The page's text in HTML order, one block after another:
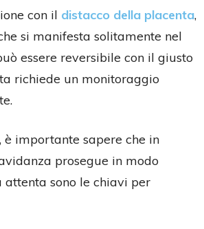
con il distacco della placenta,
si manifesta solitamente nel
essere reversibile con il giusto
richiede un monitoraggio
è importante sapere che in
prosegue in modo
attenta sono le chiavi per